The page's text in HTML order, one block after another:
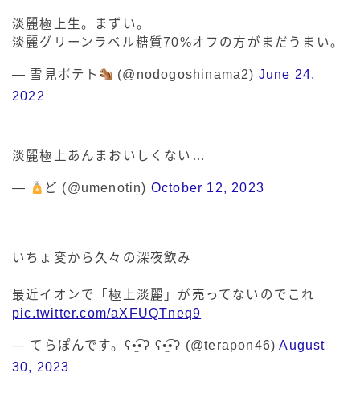
淡麗極上生。まずい。
淡麗グリーンラベル糖質70%オフの方がまだうまい。
— 雪見ポテト (@nodogoshinama2) June 24,
2022
淡麗極上あんまおいしくない…
— ど (@umenotin) October 12, 2023
いちょ変から久々の深夜飲み
最近イオンで「極上淡麗」が売ってないのでこれ
pic.twitter.com/aXFUQTneq9
— てらぽんです。ʕ•̫͡•ʔ ʕ•̫͡•ʔ (@terapon46)August
30, 2023